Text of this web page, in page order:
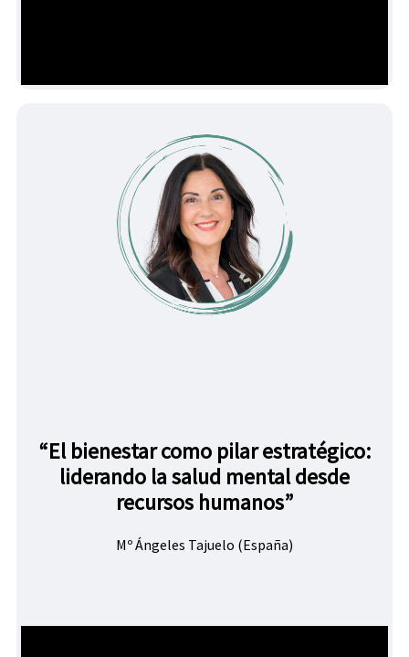
“El bienestar como pilar estratégico:
liderando la salud mental desde
recursos humanos”
Mº Ángeles Tajuelo (España)